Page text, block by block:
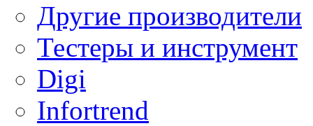
Другие производители
Тестеры и инструмент
Digi
Infortrend